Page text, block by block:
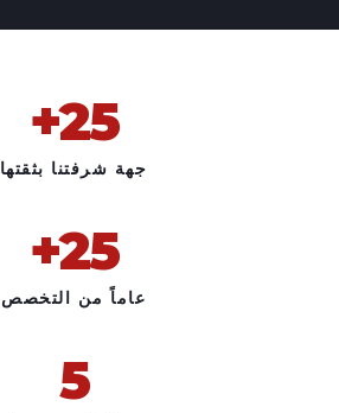
جهة شرفتنا بثقتها
25
+
عاماً من التخصص
25
+
5